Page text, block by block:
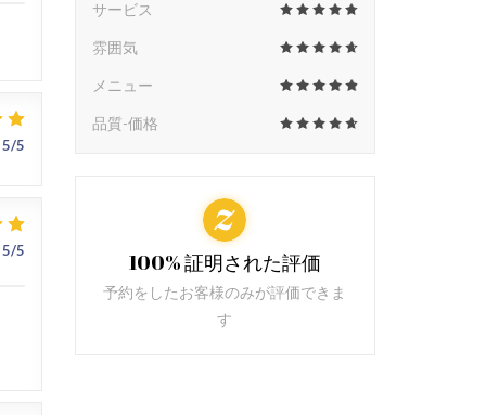
5/5
5/5
サービス
雰囲気
メニュー
品質-価格
100% 証明された評価
予約をしたお客様のみが評価できま
す